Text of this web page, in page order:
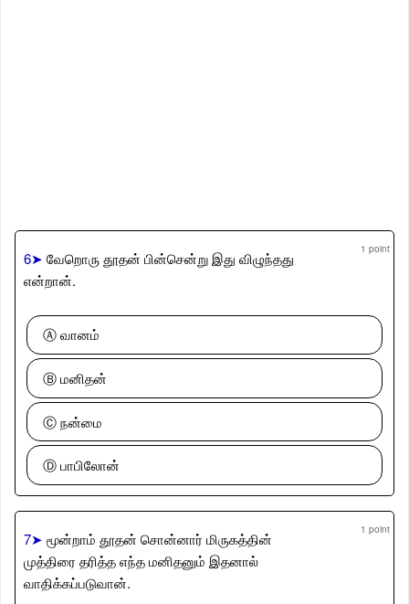
6➤ வேறொரு தூதன் பின்சென்று இது விழுந்தது
என்றான்.
1 point
Ⓐ வானம்
Ⓑ மனிதன்
Ⓒ நன்மை
Ⓓ பாபிலோன்
7➤ மூன்றாம் தூதன் சொன்னார் மிருகத்தின்
முத்திரை தரித்த எந்த மனிதனும் இதனால்
வாதிக்கப்படுவான்.
1 point